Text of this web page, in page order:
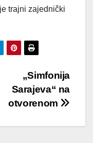
trajni zajednički
„Simfonija
Sarajeva“ na
otvorenom